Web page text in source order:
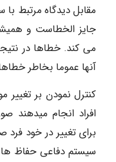
مقابل دیدگاه مرتبط
جایز الخطاست و
می کند. خطاها در
آنها عموما بخاطر
کنترل نمودن بر تغییر
افراد انجام میدهند
برای تغییر در خود
سیستم دفاعی حفاظ